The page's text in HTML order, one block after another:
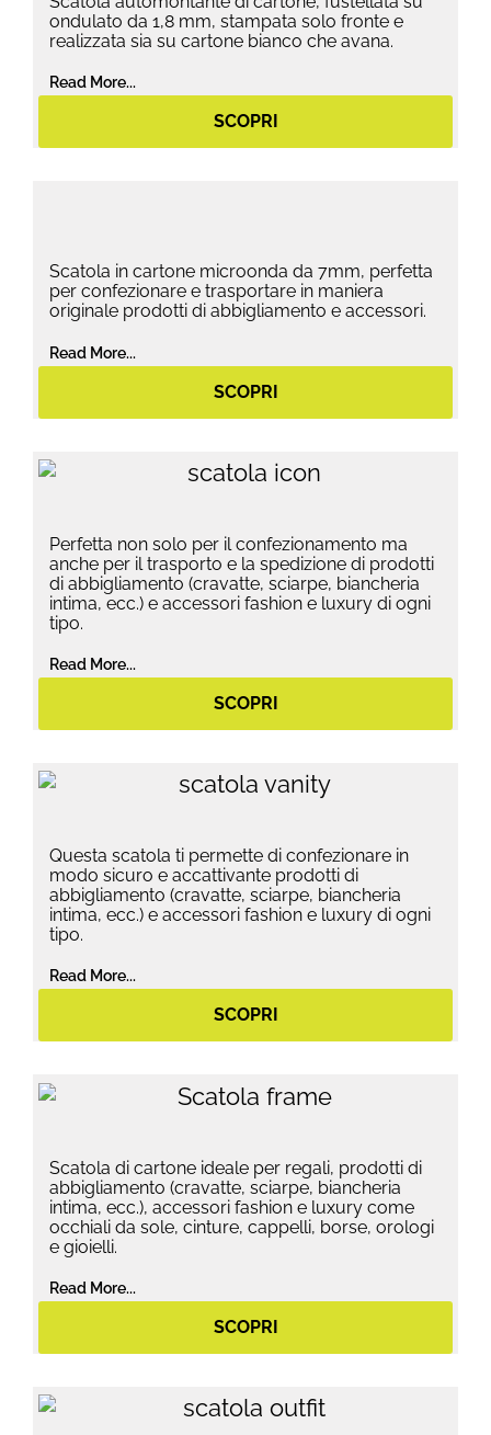
ondulato da 1,8 mm, stampata solo fronte e
realizzata sia su cartone bianco che avana.
Read More...
SCOPRI
Scatola in cartone microonda da 7mm, perfetta
per confezionare e trasportare in maniera
originale prodotti di abbigliamento e accessori.
Read More...
SCOPRI
Perfetta non solo per il confezionamento ma
anche per il trasporto e la spedizione di prodotti
di abbigliamento (cravatte, sciarpe, biancheria
intima, ecc.) e accessori fashion e luxury di ogni
tipo.
Read More...
SCOPRI
Questa scatola ti permette di confezionare in
modo sicuro e accattivante prodotti di
abbigliamento (cravatte, sciarpe, biancheria
intima, ecc.) e accessori fashion e luxury di ogni
tipo.
Read More...
SCOPRI
Scatola di cartone ideale per regali, prodotti di
abbigliamento (cravatte, sciarpe, biancheria
intima, ecc.), accessori fashion e luxury come
occhiali da sole, cinture, cappelli, borse, orologi
e gioielli.
Read More...
SCOPRI